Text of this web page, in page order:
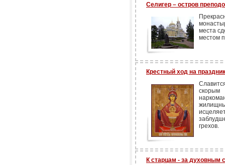
Селигер – остров
места
местом
Крестный ход на
грехов.
К старцам - за духовным